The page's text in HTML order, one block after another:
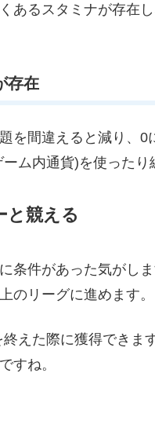
あるスタミナが存在
存在
を間違えると減り、
ム内通貨)を使ったり
と競える
条件があった気がし
のリーグに進めます。
えた際に獲得できま
すね。